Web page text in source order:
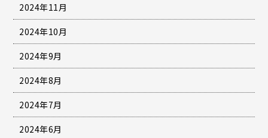
2024年11月
2024年10月
2024年9月
2024年8月
2024年7月
2024年6月